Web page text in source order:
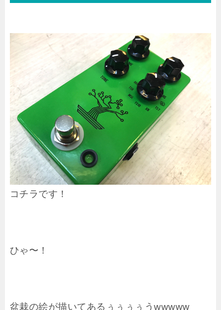
コチラです！
ひゃ〜！
盆栽の絵が描いてあるぅぅぅぅうwwwww